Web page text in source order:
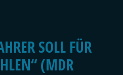
SOLL FÜR
(MDR